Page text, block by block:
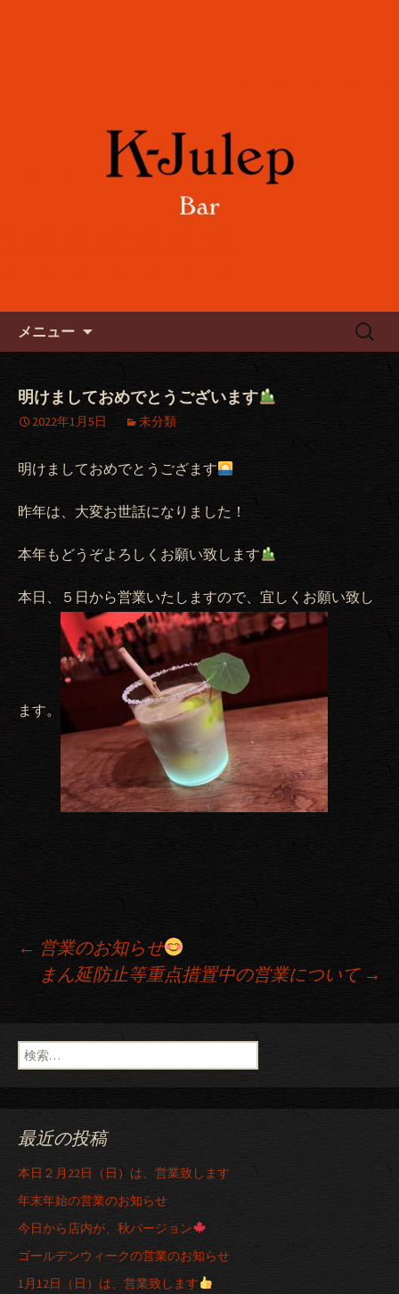
メニュー
検
明けましておめでとうございます
2022年1月5日 未分類
明けましておめでとうござます
昨年は、大変お世話になりました！
本年もどうぞよろしくお願い致します
本日、５日から営業いたしますので、宜しくお願い致し
ます。
投稿ナビゲーション
← 営業のお知らせ
まん延防止等重点措置中の営業について →
検索:
最近の投稿
本日２月22日（日）は、営業致します
年末年始の営業のお知らせ
今日から店内が、秋バージョン
ゴールデンウィークの営業のお知らせ
1月12日（日）は、営業致します